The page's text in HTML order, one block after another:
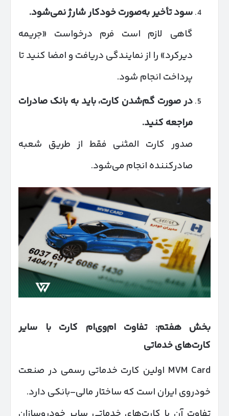
سود تأخیر به‌صورت خودکار شارژ نمی‌شود.
گاهی لازم است فرم درخواست «جریمه
دیرکرد» را از نمایندگی دریافت و امضا کنید تا
پرداخت انجام شود.
در صورت گم‌شدن کارت، باید به بانک صادرات
مراجعه کنید.
صدور کارت المثنی فقط از طریق شعبه
صادرکننده انجام می‌شود.
بخش هفتم: تفاوت ام‌وی‌ام کارت با سایر
کارت‌های خدماتی
MVM Card اولین کارت خدماتی رسمی در صنعت
خودروی ایران است که ساختار مالی–بانکی دارد.